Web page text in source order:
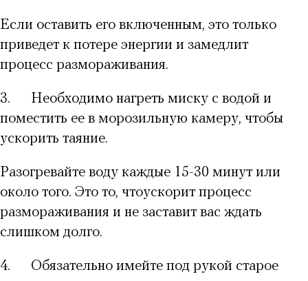
Если оставить его включенным, это только
приведет к потере энергии и замедлит
процесс размораживания.
3. Необходимо нагреть миску с водой и
поместить ее в морозильную камеру, чтобы
ускорить таяние.
Разогревайте воду каждые 15-30 минут или
около того. Это то, чтоускорит процесс
размораживания и не заставит вас ждать
слишком долго.
4.
Обязательно имейте под рукой старое